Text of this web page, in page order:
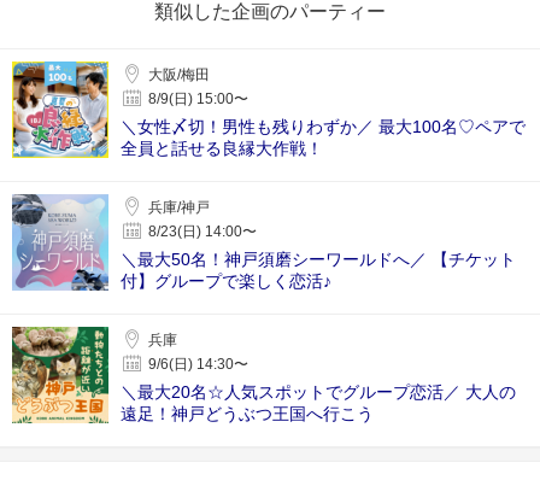
類似した企画のパーティー
大阪/梅田
8/9(日) 15:00〜
＼女性〆切！男性も残りわずか／ 最大100名♡ペアで
全員と話せる良縁大作戦！
兵庫/神戸
8/23(日) 14:00〜
＼最大50名！神戸須磨シーワールドへ／ 【チケット
付】グループで楽しく恋活♪
兵庫
9/6(日) 14:30〜
＼最大20名☆人気スポットでグループ恋活／ 大人の
遠足！神戸どうぶつ王国へ行こう